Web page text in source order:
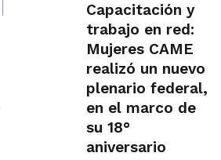
Capacitación y
trabajo en red:
Mujeres CAME
realizó un nuevo
plenario federal,
en el marco de
su 18°
aniversario